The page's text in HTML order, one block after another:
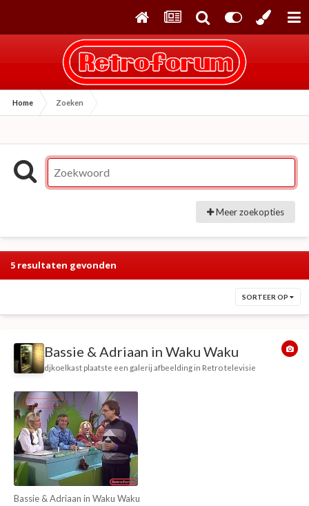
Home Zoeken
Meer zoekopties
5 resultaten gevonden
SORTEER OP
Bassie & Adriaan in Waku Waku
djkoelkast plaatste een galerij afbeelding in Retro televisie
Bassie & Adriaan in Waku Waku